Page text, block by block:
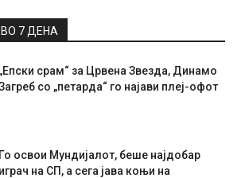
7 ДЕНА
„Епски срам“ за Црвена Звезда, Динамо
со „петарда“ го најави плеј-офот
Го освои Мундијалот, беше најдобар
играч на СП, а сега јава коњи на